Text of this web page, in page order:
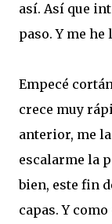
así. Así que
paso. Y me he
Empecé
crece muy
anterior, me
escalarme la
bien, este fin
capas. Y